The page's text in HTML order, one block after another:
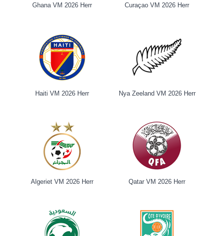
Ghana VM 2026 Herr Curaçao VM 2026 Herr
Haiti VM 2026 Herr Nya Zeeland VM 2026 Herr
Algeriet VM 2026 Herr Qatar VM 2026 Herr